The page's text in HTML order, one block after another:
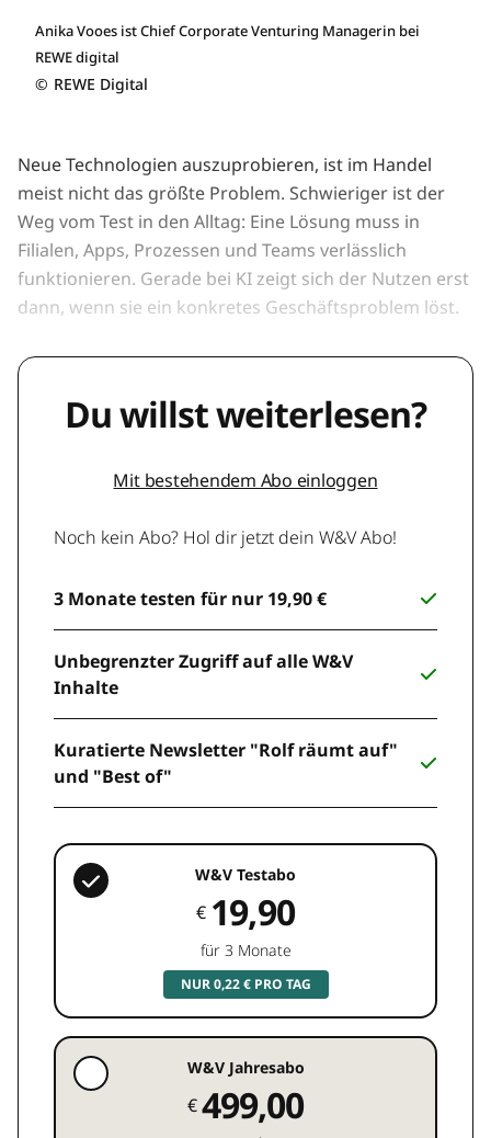
Anika Vooes ist Chief Corporate Venturing Managerin bei
REWE digital
© REWE Digital
Neue Technologien auszuprobieren, ist im Handel
meist nicht das größte Problem. Schwieriger ist der
Weg vom Test in den Alltag: Eine Lösung muss in
Filialen, Apps, Prozessen und Teams verlässlich
funktionieren. Gerade bei KI zeigt sich der Nutzen erst
dann, wenn sie ein konkretes Geschäftsproblem löst.
Du willst weiterlesen?
Mit bestehendem Abo einloggen
Noch kein Abo? Hol dir jetzt dein W&V Abo!
3 Monate testen für nur 19,90 €
Unbegrenzter Zugriff auf alle W&V
Inhalte
Kuratierte Newsletter "Rolf räumt auf"
und "Best of"
W&V Testabo
€ 19,90
für 3 Monate
NUR 0,22 € PRO TAG
W&V Jahresabo
€499,00